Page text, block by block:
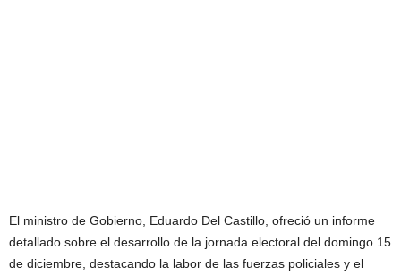
El ministro de Gobierno, Eduardo Del Castillo, ofreció un informe
detallado sobre el desarrollo de la jornada electoral del domingo 15
de diciembre, destacando la labor de las fuerzas policiales y el